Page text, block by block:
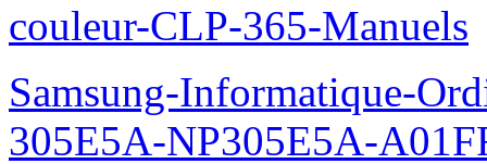
couleur-CLP-365-Manuels
Samsung-Informatique-
305E5A-NP305E5A-